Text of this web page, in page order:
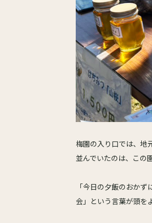
梅園の入り口では、地
並んでいたのは、この
「今日の夕飯のおか
会」という言葉が頭を